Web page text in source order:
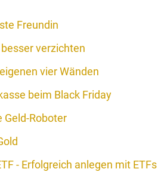
Freundin
verzichten
vier Wänden
beim Black Friday
Geld-Roboter
- Erfolgreich anlegen mit ETFs